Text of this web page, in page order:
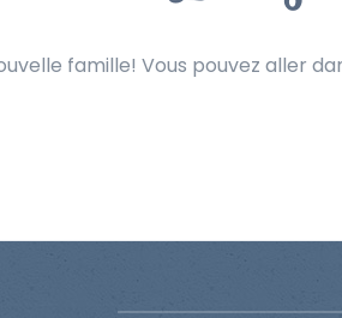
famille! Vous pouvez aller